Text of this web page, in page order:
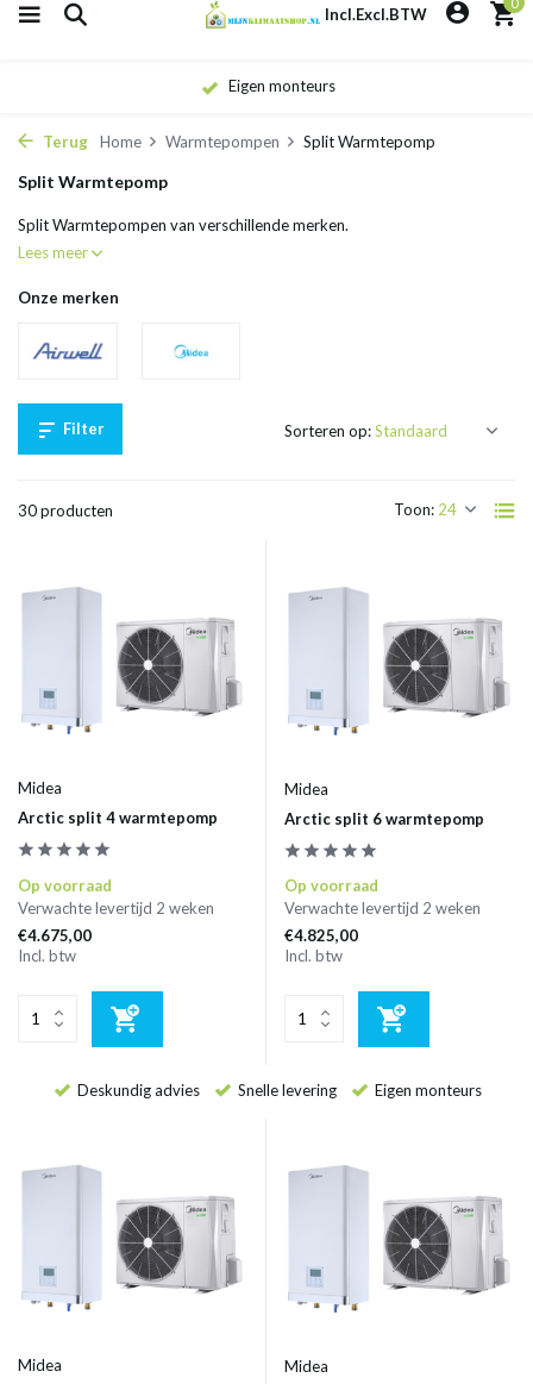
Incl.Excl.BTW
Eigen monteurs
Terug Home Warmtepompen Split Warmtepomp
Split Warmtepomp
Split Warmtepompen van verschillende merken.
Lees meer
Onze merken
Filter
30 producten Toon:
Sorteren op:
Midea
Arctic split 4 warmtepomp
Op voorraad
Verwachte levertijd 2 weken
€4.675,00
Incl. btw
Midea
Arctic split 6 warmtepomp
Op voorraad
Verwachte levertijd 2 weken
€4.825,00
Incl. btw
Deskundig advies Snelle levering Eigen monteurs
Midea
Midea